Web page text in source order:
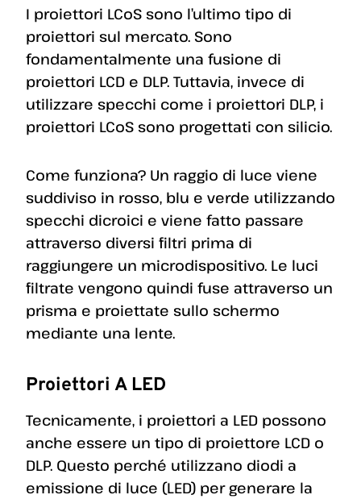
I proiettori LCoS sono l’ultimo tipo di
proiettori sul mercato. Sono
fondamentalmente una fusione di
proiettori LCD e DLP. Tuttavia, invece di
utilizzare specchi come i proiettori DLP, i
proiettori LCoS sono progettati con silicio.
Come funziona? Un raggio di luce viene
suddiviso in rosso, blu e verde utilizzando
specchi dicroici e viene fatto passare
attraverso diversi filtri prima di
raggiungere un microdispositivo. Le luci
filtrate vengono quindi fuse attraverso un
prisma e proiettate sullo schermo
mediante una lente.
Proiettori A LED
Tecnicamente, i proiettori a LED possono
anche essere un tipo di proiettore LCD o
DLP. Questo perché utilizzano diodi a
emissione di luce (LED) per generare la